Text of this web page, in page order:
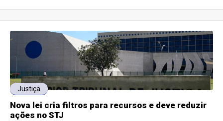
Justiça
Nova lei cria filtros para recursos e deve reduzir
ações no STJ